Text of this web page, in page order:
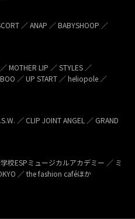
／ ANAP ／ BABYSHOOP ／
MOTHER LIP ／ STYLES ／
／ UP START ／ heliopole ／
／ CLIP JOINT ANGEL ／ GRAND
校ESPミュージカルアカデミー ／ ミ
／ the fashion caféほか